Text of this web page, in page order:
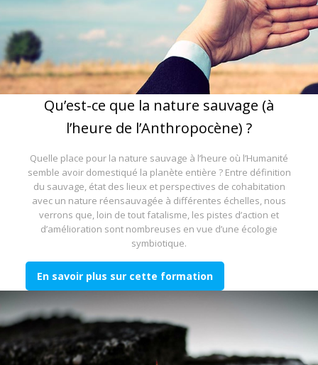
Qu’est-ce que la nature sauvage (à
l’heure de l’Anthropocène) ?
Quelle place pour la nature sauvage à l’heure où l’Humanité
semble avoir domestiqué la planète entière ? Entre définition
du sauvage, état des lieux et perspectives de cohabitation
avec un nature réensauvagée à différentes échelles, nous
verrons que, loin de tout fatalisme, les pistes d’action et
d’amélioration sont nombreuses en vue d’une écologie
symbiotique.
En savoir plus sur cette formation